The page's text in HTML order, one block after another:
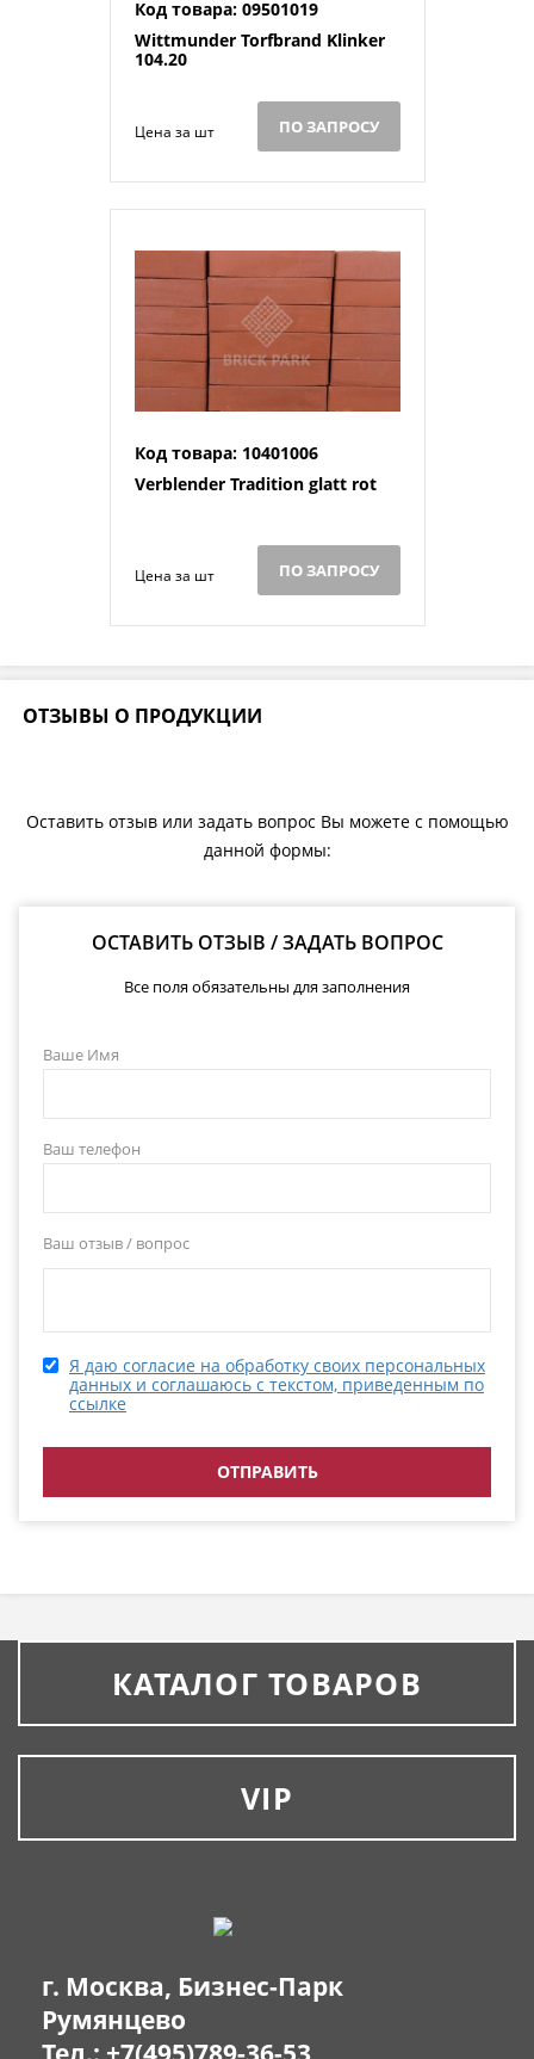
Код товара: 09501019
Wittmunder Torfbrand Klinker
104.20
Цена за шт ПО ЗАПРОСУ
Код товара: 10401006
Verblender Tradition glatt rot
Цена за шт ПО ЗАПРОСУ
ОТЗЫВЫ О ПРОДУКЦИИ
Оставить отзыв или задать вопрос Вы можете с помощью
данной формы:
ОСТАВИТЬ ОТЗЫВ / ЗАДАТЬ ВОПРОС
Все поля обязательны для заполнения
Ваше Имя
Ваш телефон
Ваш отзыв / вопрос
Я даю согласие на обработку своих персональных
данных и соглашаюсь с текстом, приведенным по
ссылке
КАТАЛОГ ТОВАРОВ
VIP
г. Москва, Бизнес-Парк
Румянцево